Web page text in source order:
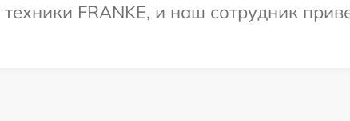
FRANKE, и наш сотрудник